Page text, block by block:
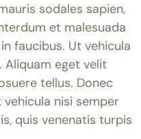
sodales sapien,
et malesuada
faucibus. Ut vehicula
eget velit
tellus. Donec
nisi semper
quis venenatis turpis